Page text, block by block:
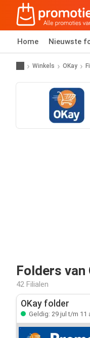
Home Nieuwste
Winkels OKay
Folders van
42 Filialen
OKay folder
Geldig: 29 jul t/m 11